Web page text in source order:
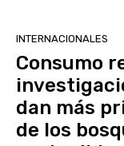
INTERNACIONALES
Consumo
dan más
de los